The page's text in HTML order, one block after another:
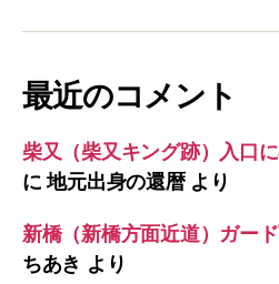
最近のコメント
柴又（柴又キング跡）入口
に地元出身の還暦より
新橋（新橋方面近道）ガード
ちあき より